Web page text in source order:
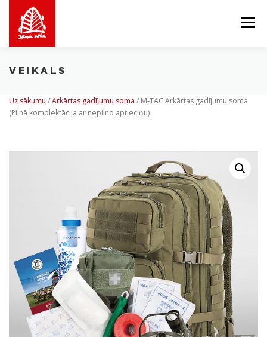
content
Menu
PAR MUMS
BALTICMAPS
KONTAKTI
VEIKALS
Uz sākumu /Ārkārtas gadījumu soma /M-TAC Ārkārtas gadījumu soma
(Pilnā komplektācija ar nepilno aptieciņu)